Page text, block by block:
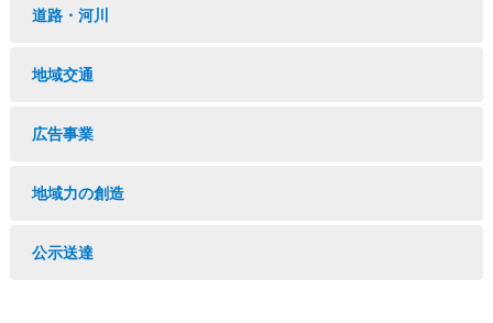
道路・河川
地域交通
広告事業
地域力の創造
公示送達